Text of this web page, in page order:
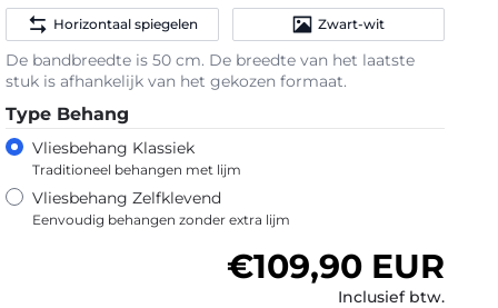
Horizontaal spiegelen Zwart-wit
De bandbreedte is 50 cm. De breedte van het laatste
stuk is afhankelijk van het gekozen formaat.
Type Behang
Vliesbehang Klassiek
Traditioneel behangen met lijm
Vliesbehang Zelfklevend
Eenvoudig behangen zonder extra lijm
Normale prijs
€109,90 EUR
Inclusief btw.